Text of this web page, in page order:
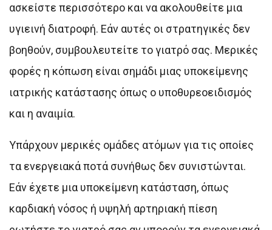
ασκείστε περισσότερο και να ακολουθείτε μια
υγιεινή διατροφή. Εάν αυτές οι στρατηγικές δεν
βοηθούν, συμβουλευτείτε το γιατρό σας. Μερικές
φορές η κόπωση είναι σημάδι μιας υποκείμενης
ιατρικής κατάστασης όπως ο υποθυρεοειδισμός
και η αναιμία.
Υπάρχουν μερικές ομάδες ατόμων για τις οποίες
τα ενεργειακά ποτά συνήθως δεν συνιστώνται.
Εάν έχετε μια υποκείμενη κατάσταση, όπως
καρδιακή νόσος ή υψηλή αρτηριακή πίεση